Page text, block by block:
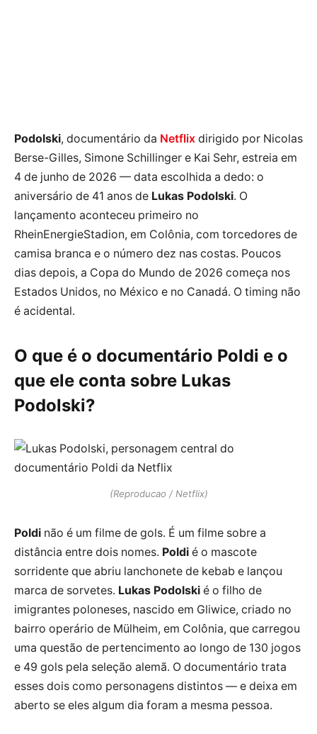
Podolski, documentário da Netflix dirigido por Nicolas
Berse-Gilles, Simone Schillinger e Kai Sehr, estreia em
4 de junho de 2026 — data escolhida a dedo: o
aniversário de 41 anos de Lukas Podolski. O
lançamento aconteceu primeiro no
RheinEnergieStadion, em Colônia, com torcedores de
camisa branca e o número dez nas costas. Poucos
dias depois, a Copa do Mundo de 2026 começa nos
Estados Unidos, no México e no Canadá. O timing não
é acidental.
O que é o documentário Poldi e o
que ele conta sobre Lukas
Podolski?
(Reproducao / Netflix)
Poldi não é um filme de gols. É um filme sobre a
distância entre dois nomes. Poldi é o mascote
sorridente que abriu lanchonete de kebab e lançou
marca de sorvetes. Lukas Podolski é o filho de
imigrantes poloneses, nascido em Gliwice, criado no
bairro operário de Mülheim, em Colônia, que carregou
uma questão de pertencimento ao longo de 130 jogos
e 49 gols pela seleção alemã. O documentário trata
esses dois como personagens distintos — e deixa em
aberto se eles algum dia foram a mesma pessoa.